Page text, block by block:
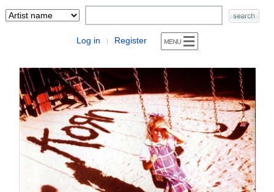
Log in | Register